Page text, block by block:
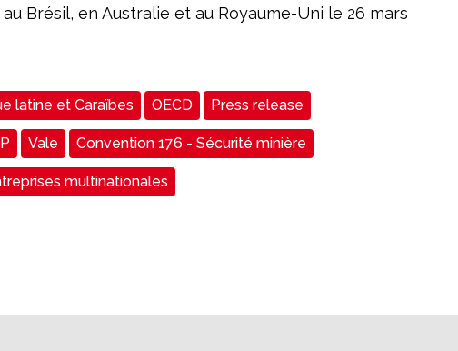
au Brésil, en Australie et au Royaume-Uni le 26 mars
latine et Caraïbes OECD Press release
Vale Convention 176 - Sécurité minière
multinationales